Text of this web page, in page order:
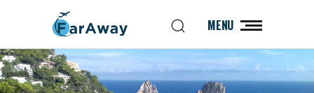
MENU